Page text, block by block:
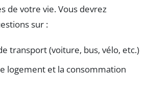
de votre vie. Vous devrez
sur :
transport (voiture, bus, vélo, etc.)
logement et la consommation